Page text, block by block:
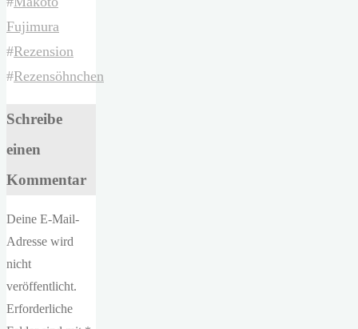
Fujimura
#Rezension
#Rezensöhnchen
Schreibe
einen
Kommentar
Deine E-Mail-
Adresse wird
nicht
veröffentlicht.
Erforderliche